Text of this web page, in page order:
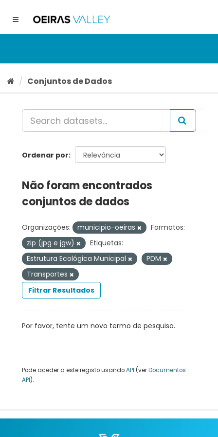
conteúdo
Toggle
Conjuntos de Dados
Ordenar por
Não foram encontrados
conjuntos de dados
Organizações: municipio-oeiras
Formatos:
zip (jpg e jgw)
Etiquetas:
Estrutura Ecológica Municipal
PDM
Transportes
Filtrar Resultados
Por favor, tente um novo termo de pesquisa.
Pode aceder a este registo usandoAPI (verDocumentos
API).